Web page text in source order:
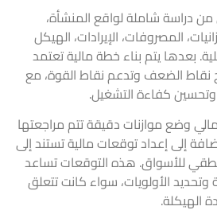
من دراسة شاملة لواقع المنشأة،
المصروفات، الإيرادات، الهيكل
بعدها يتم بناء خطة مالية تعتمد
الضعف وتدعم نقاط القوة، مع
وتحسين كفاءة التشغيل.
وضع موازنات دقيقة تتم مراجعتها
إلى إعداد توقعات مالية تستند إلى
للأسواق. هذه التوقعات تساعد
وتحديد الأولويات، سواء كانت تتعلق
الهيكلة.